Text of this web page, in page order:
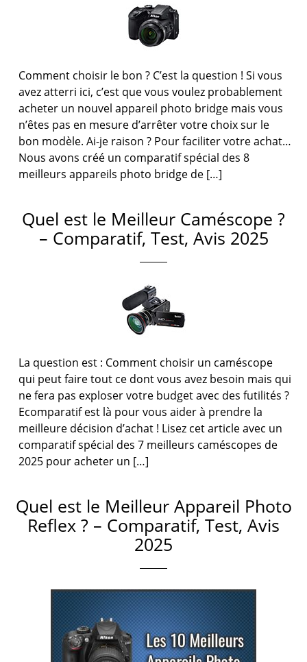
Comment choisir le bon ? C’est la question ! Si vous
avez atterri ici, c’est que vous voulez probablement
acheter un nouvel appareil photo bridge mais vous
n’êtes pas en mesure d’arrêter votre choix sur le
bon modèle. Ai-je raison ? Pour faciliter votre achat…
Nous avons créé un comparatif spécial des 8
meilleurs appareils photo bridge de […]
Quel est le Meilleur Caméscope ?
– Comparatif, Test, Avis 2025
La question est : Comment choisir un caméscope
qui peut faire tout ce dont vous avez besoin mais qui
ne fera pas exploser votre budget avec des futilités ?
Ecomparatif est là pour vous aider à prendre la
meilleure décision d’achat ! Lisez cet article avec un
comparatif spécial des 7 meilleurs caméscopes de
2025 pour acheter un […]
Quel est le Meilleur Appareil Photo
Reflex ? – Comparatif, Test, Avis
2025